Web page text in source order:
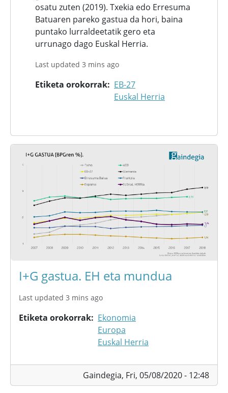
osatu zuten (2019). Txekia edo Erresuma
Batuaren pareko gastua da hori, baina
puntako lurraldeetatik gero eta
urrunago dago Euskal Herria.
Last updated 3 mins ago
Etiketa orokorrak
EB-27
Euskal Herria
I+G gastua. EH eta mundua
Last updated 3 mins ago
Etiketa orokorrak
Ekonomia
Europa
Euskal Herria
Gaindegia, Fri, 05/08/2020 - 12:48